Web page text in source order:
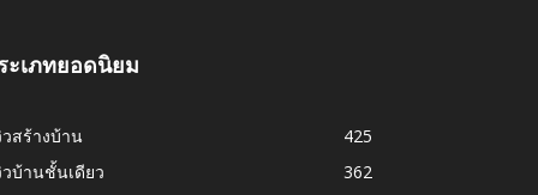
ะเภทยอดนิยม
สร้างบ้าน
425
บ้านชั้นเดียว
362